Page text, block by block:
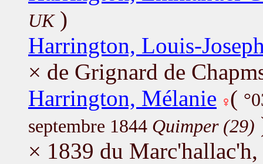
UK)
Harrington, Louis-
× de Grignard de
Harrington, Mélanie (
septembre 1844 Quimper (29)
× 1839 du